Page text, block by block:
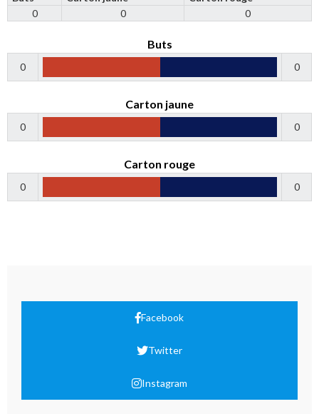
0
0 0
Buts
0 0
Carton jaune
0 0
Carton rouge
0 0
Facebook
Twitter
Instagram